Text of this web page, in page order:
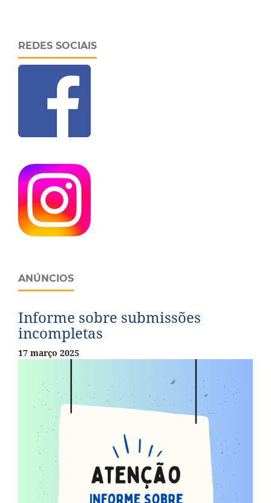
REDES SOCIAIS
ANÚNCIOS
Informe sobre submissões
incompletas
17 março 2025